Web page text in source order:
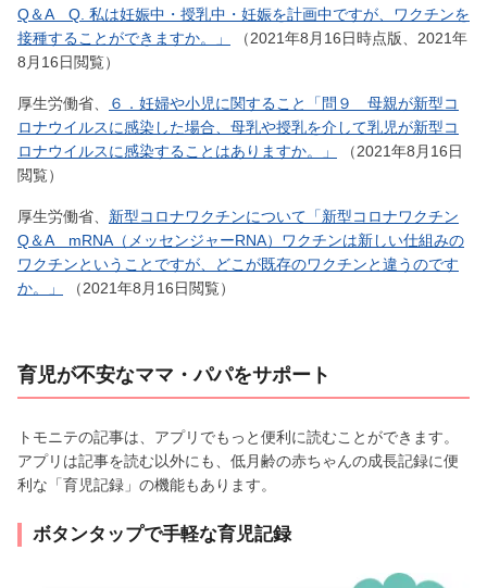
Q＆A Q. 私は妊娠中・授乳中・妊娠を計画中ですが、ワクチンを
接種することができますか。」
（2021年8月16日時点版、2021年
8月16日閲覧）
厚生労働省、
６．妊婦や小児に関すること「問９ 母親が新型コ
ロナウイルスに感染した場合、母乳や授乳を介して乳児が新型コ
ロナウイルスに感染することはありますか。」
（2021年8月16日
閲覧）
厚生労働省、 新型コロナワクチンについて「新型コロナワクチン
Q＆A mRNA（メッセンジャーRNA）ワクチンは新しい仕組みの
ワクチンということですが、どこが既存のワクチンと違うのです
か。」
（2021年8月16日閲覧）
育児が不安なママ・パパをサポート
トモニテの記事は、アプリでもっと便利に読むことができます。
アプリは記事を読む以外にも、低月齢の赤ちゃんの成長記録に便
利な「育児記録」の機能もあります。
ボタンタップで手軽な育児記録